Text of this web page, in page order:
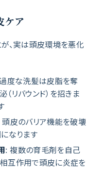
ケア
が、実は頭皮環境を悪化
度な洗髪は皮脂を奪
リバウンド）を招きま
頭皮のバリア機能を破壊
になります
: 複数の育毛剤を自己
互作用で頭皮に炎症を